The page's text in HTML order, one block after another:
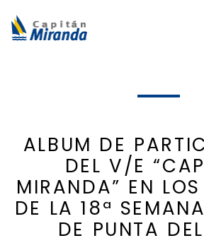
ALBUM DE
DEL V/E
MIRANDA” EN
DE LA 18ª
DE PUNTA